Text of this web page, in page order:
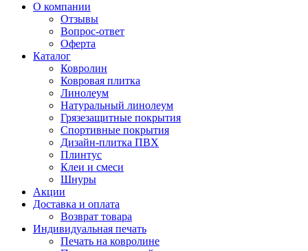
О компании
Отзывы
Вопрос-ответ
Оферта
Каталог
Ковролин
Ковровая плитка
Линолеум
Натуральный линолеум
Грязезащитные покрытия
Спортивные покрытия
Дизайн-плитка ПВХ
Плинтус
Клеи и смеси
Шнуры
Акции
Доставка и оплата
Возврат товара
Индивидуальная печать
Печать на ковролине